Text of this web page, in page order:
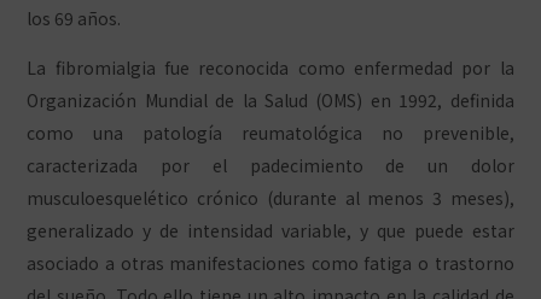
los 69 años.
La fibromialgia fue reconocida como enfermedad por la
Organización Mundial de la Salud (OMS) en 1992, definida
como una patología reumatológica no prevenible,
caracterizada por el padecimiento de un dolor
musculoesquelético crónico (durante al menos 3 meses),
generalizado y de intensidad variable, y que puede estar
asociado a otras manifestaciones como fatiga o trastorno